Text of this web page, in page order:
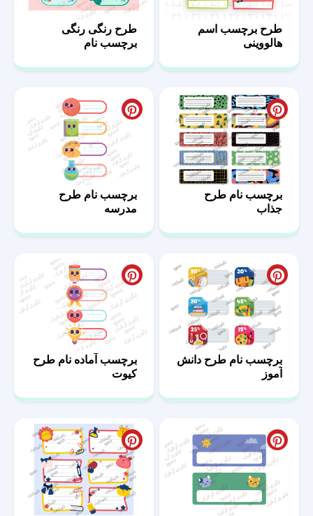
طرح برچسب اسم
هالووینی
طرح رنگی رنگی
برچسب نام
برچسب نام طرح
جذاب
برچسب نام طرح
مدرسه
برچسب نام طرح دانش
آموز
برچسب آماده نام طرح
کیوت